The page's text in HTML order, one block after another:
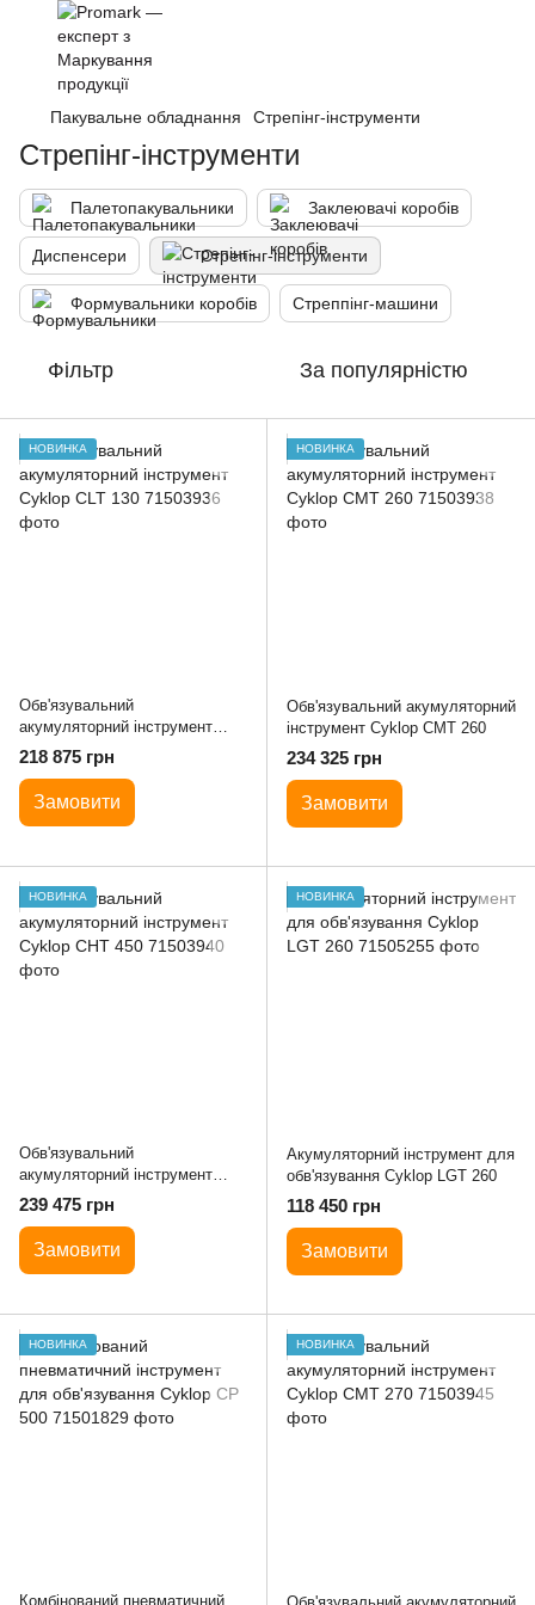
Пакувальне обладнання Стрепінг-інструменти
Стрепінг-інструменти
Палетопакувальники Заклеювачі коробів
Диспенсери Стрепінг-інструменти
Формувальники коробів Стреппінг-машини
Фільтр За популярністю
НОВИНКА
Обв'язувальний
акумуляторний інструмент
Cyklop CLT 130
218 875 грн
Замовити
НОВИНКА
Обв'язувальний акумуляторний
інструмент Cyklop CMT 260
234 325 грн
Замовити
НОВИНКА
Обв'язувальний
акумуляторний інструмент
Cyklop CHT 450
239 475 грн
Замовити
НОВИНКА
Акумуляторний інструмент для
обв'язування Cyklop LGT 260
118 450 грн
Замовити
НОВИНКА
Комбінований пневматичний
НОВИНКА